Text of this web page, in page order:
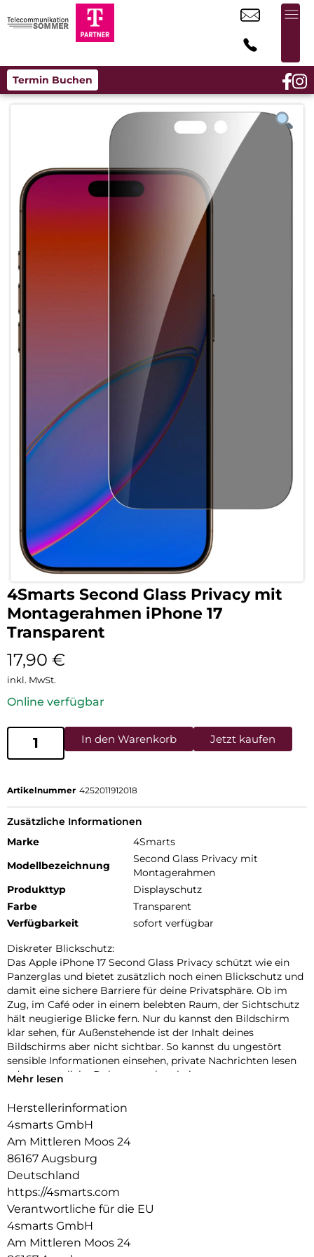
Termin Buchen
4Smarts Second Glass Privacy mit
Montagerahmen iPhone 17
Transparent
17,90 €
inkl. MwSt.
Online verfügbar
In den Warenkorb Jetzt kaufen
Artikelnummer 4252011912018
Zusätzliche Informationen
Marke
4Smarts
Modellbezeichnung
Second Glass Privacy mit
Montagerahmen
Produkttyp
Displayschutz
Farbe
Transparent
Verfügbarkeit
sofort verfügbar
Diskreter Blickschutz:
Das Apple iPhone 17 Second Glass Privacy schützt wie ein
Panzerglas und bietet zusätzlich noch einen Blickschutz und
damit eine sichere Barriere für deine Privatsphäre. Ob im
Zug, im Café oder in einem belebten Raum, der Sichtschutz
hält neugierige Blicke fern. Nur du kannst den Bildschirm
klar sehen, für Außenstehende ist der Inhalt deines
Bildschirms aber nicht sichtbar. So kannst du ungestört
sensible Informationen einsehen, private Nachrichten lesen
oder vertrauliche Dokumente bearbeiten.
Unser Second Glass Privacy ist nicht nur robust, sondern
auch einfacher zu montieren wie eine Panzerfolie. Mit dem
mitgelieferten Montagerahmen lässt sich das Schutzglas
exakt positionieren und dank des Reinigungssets staubfrei
anbringen. Und wenn es Zeit ist, das Glas auszutauschen, ist
das genauso einfach. Mit unserem Second Glas Privacy
erhältst du einen effektiven und benutzerfreundlichen Schutz
für das Display deines Mobilgeräts.
Der Displayschutz stellt einen optimalen Schutz für dein
Mehr lesen
Herstellerinformation
4smarts GmbH
Am Mittleren Moos 24
86167 Augsburg
Deutschland
https://4smarts.com
Verantwortliche für die EU
4smarts GmbH
Am Mittleren Moos 24